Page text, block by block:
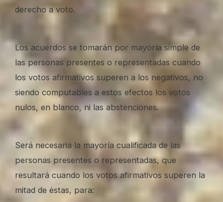
derecho a voto.
Los acuerdos se tomarán por mayoría simple de
las personas presentes o representadas cuando
los votos afirmativos superen a los negativos, no
siendo computables a estos efectos los votos
nulos, en blanco, ni las abstenciones.
Será necesaria la mayoría cualificada de las
personas presentes o representadas, que
resultará cuando los votos afirmativos superen la
mitad de éstas, para: